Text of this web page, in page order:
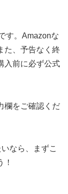
す。Amazonな
た、予告なく終
入前に必ず公式
欄をご確認くだ
なら、まずこ